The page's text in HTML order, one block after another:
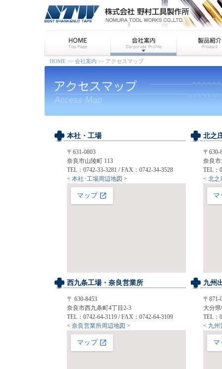
HOME >> 会社案内 >> アクセスマップ
本社・工場
〒631-0803
奈良市山陵町 113
TEL：0742-33-3281 / FAX：0742-34-3528
< 本社･工場周辺地図 >
北之
〒630-
奈良
TEL：
< 北之
西九条工場・奈良営業所
〒 630-8453
奈良市西九条町4丁目2-3
TEL：0742-64-3119 / FAX：0742-64-3109
< 奈良営業所周辺地図 >
九州
〒871-
大分
TEL：
< 九州